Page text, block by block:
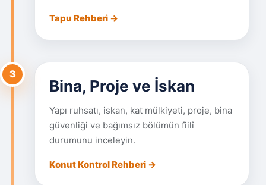
Tapu Rehberi →
3
Bina, Proje ve İskan
Yapı ruhsatı, iskan, kat mülkiyeti, proje, bina
güvenliği ve bağımsız bölümün fiilî
durumunu inceleyin.
Konut Kontrol Rehberi →